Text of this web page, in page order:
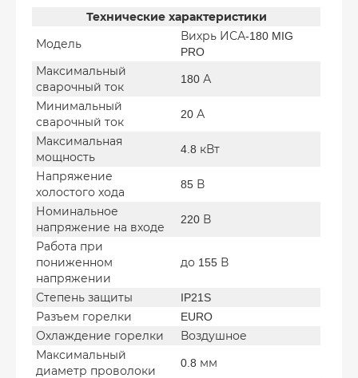
Технические характеристики
Модель
Вихрь ИСА-180 MIG
PRO
Максимальный
сварочный ток
180 А
Минимальный
сварочный ток
20 А
Максимальная
мощность
4.8 кВт
Напряжение
холостого хода
85 В
Номинальное
напряжение на входе
220 В
Работа при
пониженном
напряжении
до 155 В
Степень защиты
IP21S
Разъем горелки
EURO
Охлаждение горелки
Воздушное
Максимальный
диаметр проволоки
0.8 мм